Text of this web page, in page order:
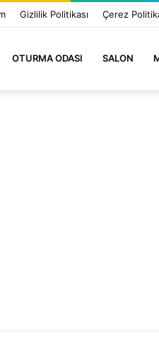
Gizlilik Politikası Çerez
OTURMA ODASI SALON